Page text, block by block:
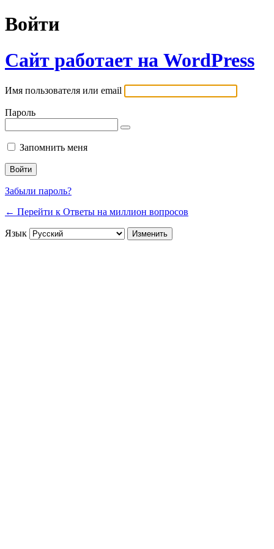
Войти
Сайт работает на WordPress
Имя пользователя или email
Пароль
Запомнить меня
Забыли пароль?
← Перейти к Ответы на миллион вопросов
Язык